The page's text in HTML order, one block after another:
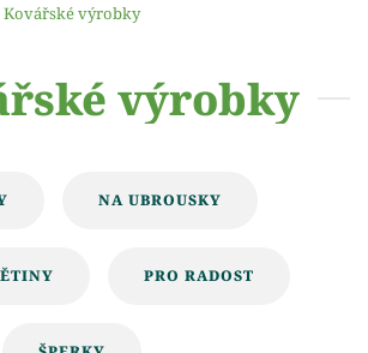
Kovářské výrobky
výrobky
NA UBROUSKY
PRO RADOST